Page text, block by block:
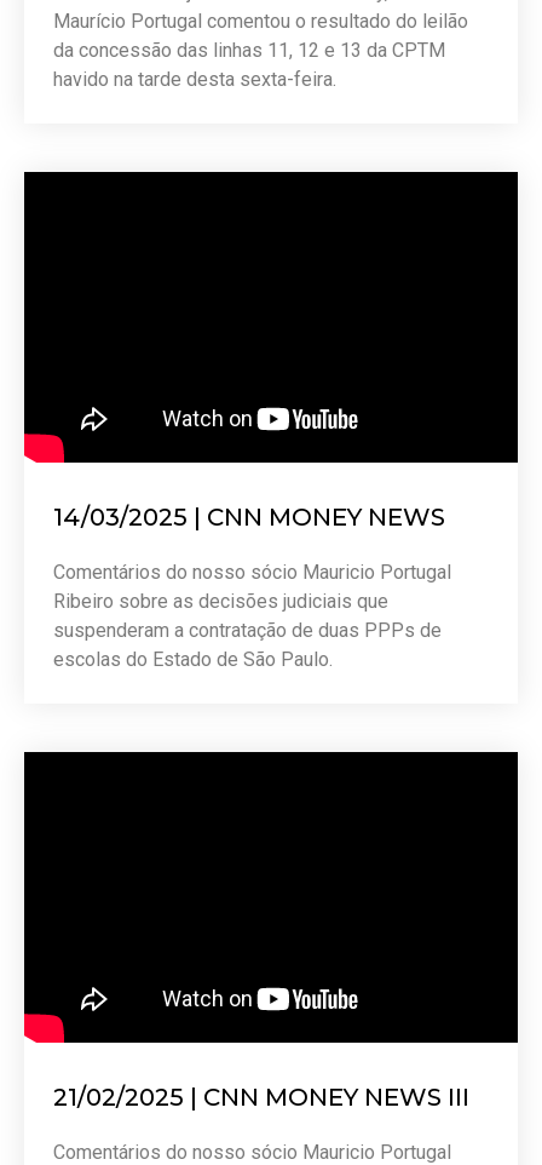
Maurício Portugal comentou o resultado do leilão
da concessão das linhas 11, 12 e 13 da CPTM
havido na tarde desta sexta-feira.
14/03/2025 | CNN MONEY NEWS
Comentários do nosso sócio Mauricio Portugal
Ribeiro sobre as decisões judiciais que
suspenderam a contratação de duas PPPs de
escolas do Estado de São Paulo.
21/02/2025 | CNN MONEY NEWS III
Comentários do nosso sócio Mauricio Portugal